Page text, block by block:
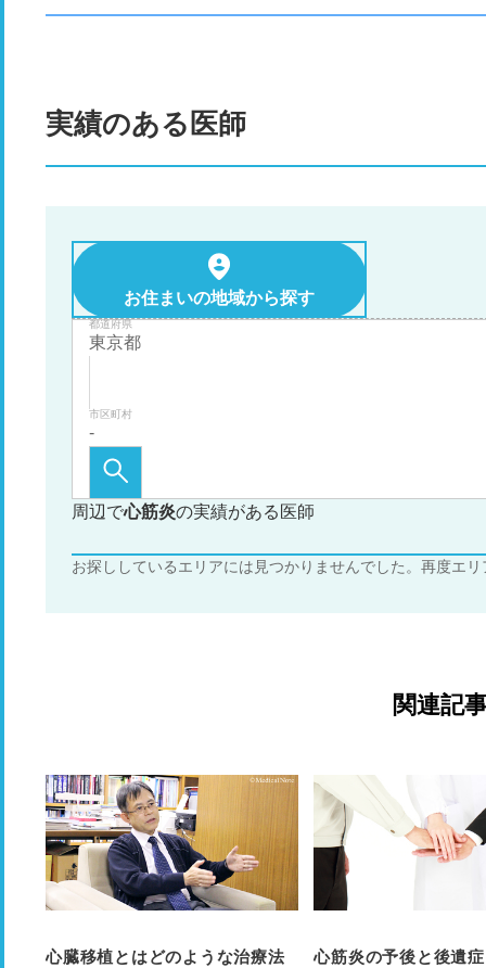
実績のある医師
お住まいの地域から探す
都道府県
市区町村
周辺で心筋炎の実績がある医師
お探ししているエリアには見つかりませんでした。再度エ
関連記
心臓移植とはどのような治療法
心筋炎の予後と後遺